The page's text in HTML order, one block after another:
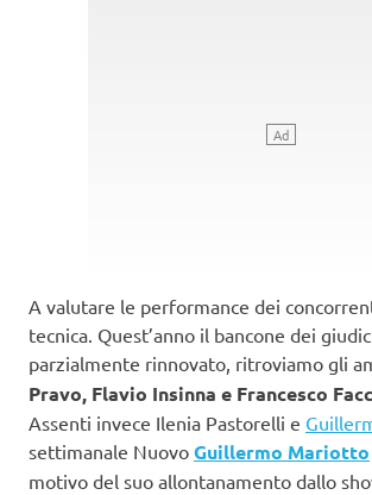
A valutare le performance dei
tecnica. Quest’anno il bancone dei
parzialmente rinnovato, ritroviamo gli
Pravo, Flavio Insinna e Francesco
Assenti invece Ilenia Pastorelli e
settimanale Nuovo Guillermo Mariotto
motivo del suo allontanamento dallo